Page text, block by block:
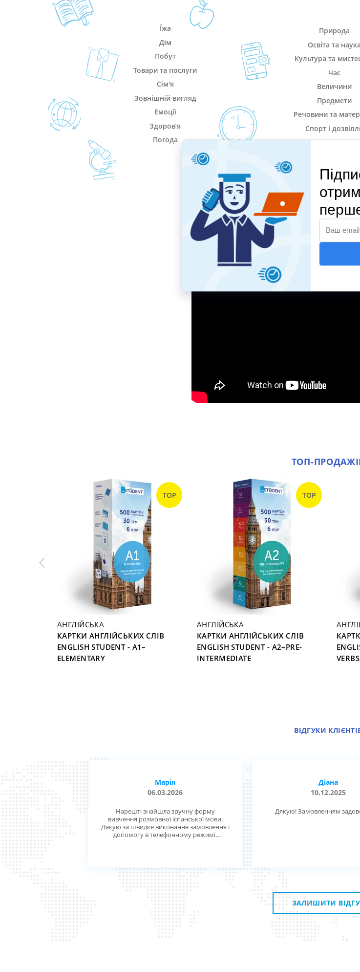
Їжа
Дім
Побут
Товари та послуги
Сім'я
Зовнішній вигляд
Емоції
Здоров’я
Погода
Природа
Освіта та наука
Культура та
Час
Величини
Предмети
Речовини та
Спорт і
ВІДЕООГЛЯД
ТОП-
TOP
АНГЛІЙСЬКА
КАРТКИ АНГЛІЙСЬКИХ СЛІВ
ENGLISH STUDENT - A1–
ELEMENTARY
TOP
АНГЛІЙСЬКА
КАРТКИ АНГЛІЙСЬКИХ СЛІВ
ENGLISH STUDENT - A2–PRE-
INTERMEDIATE
VERBS
ВІДГУКИ
Марія
06.03.2026
Нарешті знайшла зручну форму
вивчення розмовної іспанської мови.
Дякую за швидке виконання замовлення і
допомогу в телефонному режимі.
іспанської - дієслова і фразеологізми.
Особисто дякую Діані, приємно мати з
Діана
10.12.2025
Дякую! Замовленням
ЗАЛИШИТИ